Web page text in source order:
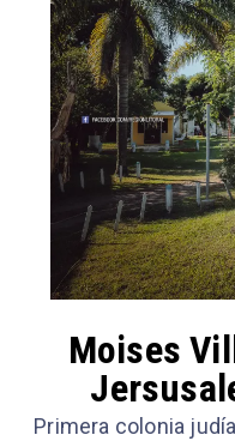
Moises
Primera colonia